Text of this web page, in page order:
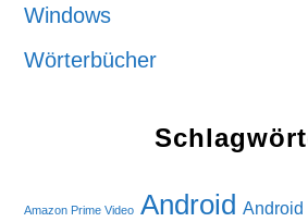
Windows
Wörterbücher
Amazon Prime Video Android Android